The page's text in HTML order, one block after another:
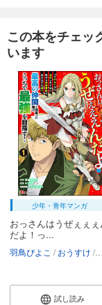
この本をチェッ
います
少年・青年マンガ
おっさんはうぜぇぇぇ
だよ！っ...
羽鳥ぴよこ おうすけ
試し読み